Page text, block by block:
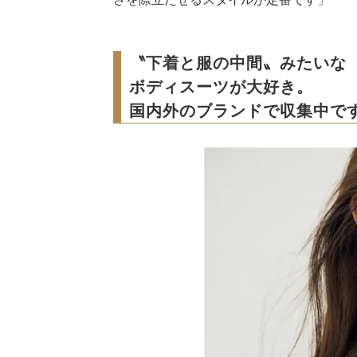
〝下着と服の中間〟みたいな
ボディスーツが大好き。
国内外のブランドで収集中で